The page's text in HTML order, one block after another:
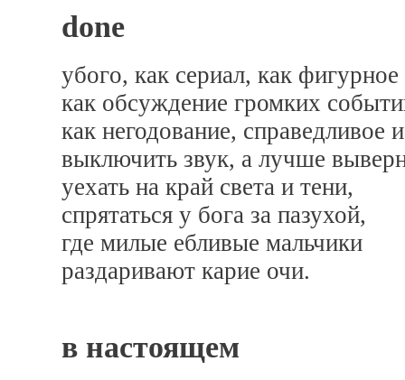
done
убогo, как сериал, как фигурное
как обсуждение громких
как негодование, справедливое
выключить звук, а лучше
уехать на край света и тени,
спрятаться у бога за пазухой,
где милые ебливые мальчики
раздаривают карие очи.
в настоящем